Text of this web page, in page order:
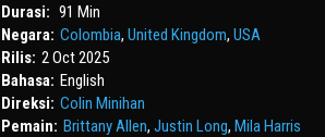
Durasi: 91 Min
Negara: Colombia, United Kingdom, USA
Rilis: 2 Oct 2025
Bahasa: English
Direksi: Colin Minihan
Pemain: Brittany Allen, Justin Long, Mila Harris